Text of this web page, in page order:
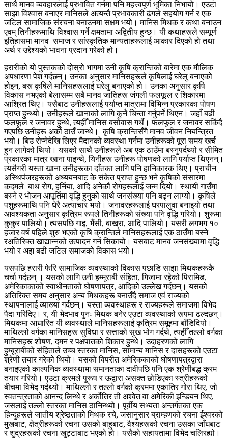
साथै मानव व्यवहारलाई प्रभावित गर्नमा पनि महत्त्वपूर्ण भूमिका निभायो। एउटा
साझा विश्वास बनाएर मानिसले अत्यन्तै प्रभावकारी ढंगले सहयोग गर्न र एक
जटिल सामाजिक संरचना बनाउनमा सक्षम भयो। मानिस मिथक र कथा बनाउन
एवम् तिनीहरूमाथि विश्वास गर्ने क्षमतामा अद्वितीय हुन्छ। यी कथाहरूले सम्पूर्ण
इतिहासमा मानव समाज र सांस्कृतिक मान्यताहरूलाई आकार दिएको हो तथा
अर्थ र उद्देश्यको भावना प्रदान गरेको हो।
हरारीको यो पुस्तकको दोस्रो भागमा उनी कृषि क्रान्तिको बारेमा एक मौलिक
अपधारणा पेश गर्दछन्। उनका अनुसार मानिसहरूले कृषिलाई घरेलु बनाएको
होइन, बरू कृषिले मानिसहरूलाई घरेलु बनाएको हो। उनका अनुसार कृषि
विकास नभएको बेलासम्म सबै मानव जातिहरू जंगली फलफूल र शिकारमा
आश्रित थिए। यसैबाट उनीहरूलाई पर्याप्त मात्रामा विभिन्न प्रकारका पोषण
प्राप्त हुन्थ्यो। उनीहरूले खानाको लागि कुनै चिन्ता गर्नुपर्ने थिएन। जहाँ बढी
फलफूल र जनावर हुन्थे, त्यहीँ मानिस बसोवास गर्थे। फलफूल र जनावर सकिंदै
गएपछि उनीहरू अर्को ठाउँ जान्थे। कृषि क्रान्तिसँगै मानव जीवन नियन्त्रित
भयो। बिउ रोप्नेदेखि लिएर मैदानको व्यवस्था गर्नमा उनीहरूको पूरा समय खर्च
हुन लागेको थियो। यसको साथै उनीहरूले अब एक ठाउँमा बस्नुपर्दथ्यो र सीमित
प्रकारका मात्र खाना पाइन्थे, यिनीहरू उनीहरू पोषणको लागि पर्याप्त थिएनन्।
त्यसैगरी यस्ता खाना उनीहरूका दाँतका लागि पनि हानिकारक थिए। प्राचीन
अस्थिपंजरहरूको अध्ययनबाट के संकेत प्राप्त हुन्छ भने कृषिको संसारमा
कदमले बाथ रोग, हर्निया, आदि अनेकौं रोगहरूलाई जन्म दियो। स्थायी गाउँमा
बस्ने र भोजन आपूर्तिमा वृद्धि हुनुको साथै जनसंख्या पनि बढ्न लाग्यो। कृषिले
पशुहरूमाथि पनि धेरै अत्याचार भयो। जनावरहरूलाई घरपालुवा बनाइयो तथा
आवश्यकता अनुसार कृत्रिम रूपले तिनीहरूको संख्या पनि वृद्धि गरियो। शुरूमा
कुकुर पालियो। त्यसपछि गाइ, भैंसी, बाख्रा, आदि पालियो। यसरी लगभग १०
हजार वर्ष पहिले शुरु भएको कृषि क्रान्तिले मानिसहरूलाई एक ठाउँमा बस्ने
रअतिरिक्त खाद्यान्नको उत्पादन गर्न सिकायो। यसबाट मानव जनसंख्यामा वृद्धि
भयो र अझ बढी जटिल समाजको विकास भयो।
यसपछि हरारी फेरि सामाजिक व्यवस्थाको विकास पछाडि साझा मिथकहरूकै
चर्चा गर्दछन् । यसको लागि उनी हम्मूराबी संहिता, गिजामा रहेको पिरामिड,
अमेरिकाकाको स्वाधीनताको घोषणापत्र, आदिको उल्लेख गर्दछन्। यसको
अतिरिक्त समय अनुसार अन्य मिथकहरू बनाउँदै समाज एवं राज्यको
स्थापनालाई व्याख्या गर्दछन्। यस्ता व्यवस्थाहरू र राज्यहरूले समाजमा विभेद
पैदा गरिदिए। र, यी भेदभाव पुनः मिथक बनेर एउटा व्यवस्थाको रूपमा ढल्दछन्।
मिथकमा आधारित यी व्यवस्थाले मानिसहरूलाई कृत्रिम समूहमा बाँडिदियो।
माथिल्लो वर्गका मानिसहरू सुविधा र सत्ताको सुख भोग गर्दथे, त्यहीँ तल्लो वर्गका
मानिसहरू शोषण, दमन र पक्षपातको शिकार हुन्थे। उदाहरणको लागि
हुम्बूराबीको संहिताले उच्च स्तरका मानिस, सामान्य मानिस र दासहरूको एउटा
श्रेणी तयार गरेको थियो। यसको विपरीत अमेरिककाको घोषणापत्रद्वारा
बनाइएको काल्पनिक व्यवस्थामा समानताका दावीपछि पनि एक श्रेणीबद्ध क्रम
तयार गरियो। एउटा क्रमले पुरूष र ऊद्वारा असक्त छोडिएका स्त्रीहरूको
बीचमा विभेद गर्दथ्यो। माथिल्लो र तल्लो वर्गको क्रममा एकातिर गोरा थिए, जो
स्वतन्त्रताको आनन्द लिन्थे र अर्कोतिर ती अश्वेत वा अमेरिकी इन्डियन थिए,
जसलाई तल्लो स्तरका मानिस ठानिन्थ्यो। पूर्वीय सभ्यता अन्तर्गतका एक
हिन्दुहरूले जातीय श्रेष्ठताको मिथक रचे, जसानुसार ब्राम्हणको रचना ईश्वरको
मुखबाट, क्षेत्रीहरूको रचना उसको बाहुबाट, वैश्यहरूको रचना उसका जाँघबाट
र शुद्रहरूको रचना खुट्टाबाट भएको हो। यसैको सहायतामा विभेद चलिरह्यो।